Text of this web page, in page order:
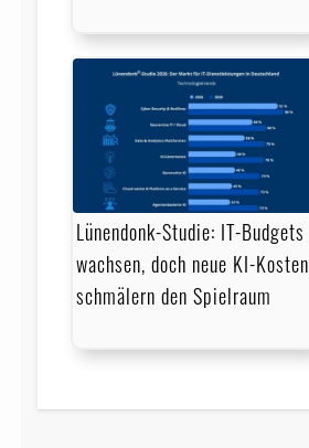
Lünendonk-Studie: IT-Budgets
wachsen, doch neue KI-Kosten
schmälern den Spielraum